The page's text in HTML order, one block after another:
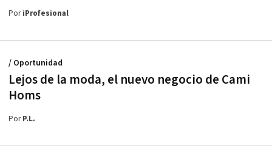
PoriProfesional
Lejos de la moda, el nuevo negocio de Cami
Homs
/ Oportunidad
PorP.L.